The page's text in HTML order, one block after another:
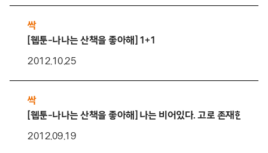
싹
[웹툰-나나는 산책을 좋아해] 1+1
2012.10.25
싹
[웹툰-나나는 산책을 좋아해] 나는 비어있다. 고로 존재한다.
2012.09.19